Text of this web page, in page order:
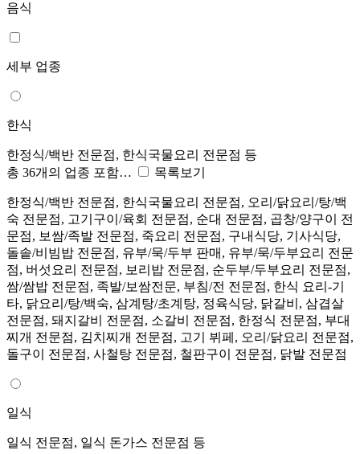
음식
세부 업종
한식
한정식/백반 전문점, 한식국물요리 전문점 등
총 36개의 업종 포함…
목록보기
한정식/백반 전문점, 한식국물요리 전문점, 오리/닭요리/탕/백
숙 전문점, 고기구이/육회 전문점, 순대 전문점, 곱창/양구이 전
문점, 보쌈/족발 전문점, 죽요리 전문점, 구내식당, 기사식당,
돌솥/비빔밥 전문점, 유부/묵/두부 판매, 유부/묵/두부요리 전문
점, 버섯요리 전문점, 보리밥 전문점, 순두부/두부요리 전문점,
쌈/쌈밥 전문점, 족발/보쌈전문, 부침/전 전문점, 한식 요리-기
타, 닭요리/탕/백숙, 삼계탕/초계탕, 정육식당, 닭갈비, 삼겹살
전문점, 돼지갈비 전문점, 소갈비 전문점, 한정식 전문점, 부대
찌개 전문점, 김치찌개 전문점, 고기 뷔페, 오리/닭요리 전문점,
돌구이 전문점, 사철탕 전문점, 철판구이 전문점, 닭발 전문점
일식
일식 전문점, 일식 돈가스 전문점 등